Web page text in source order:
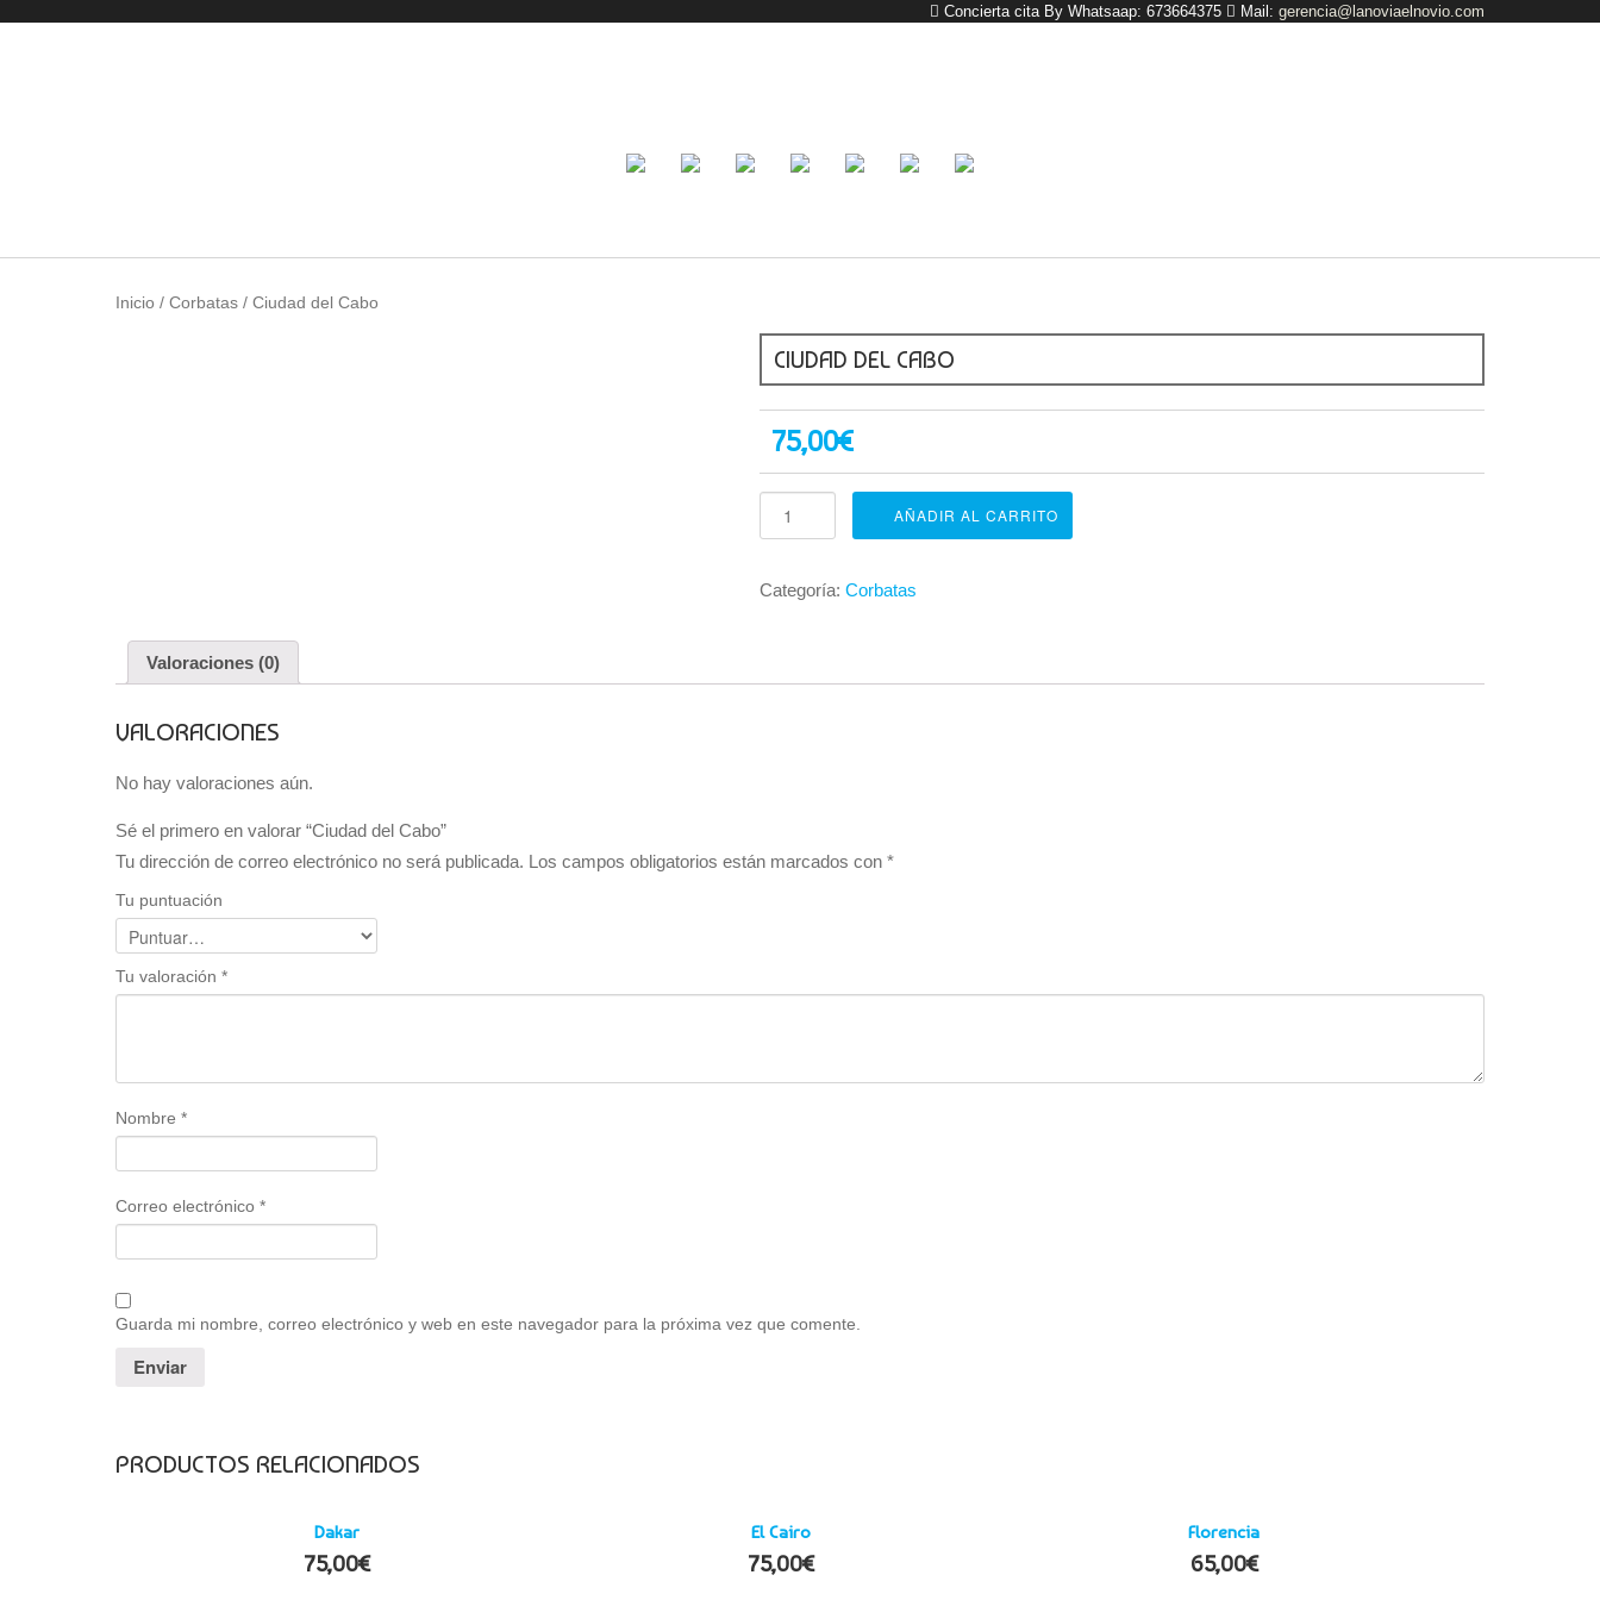
Concierta cita By Whatsaap: 673664375 Mail: gerencia@lanoviaelnovio.com
Inicio / Corbatas / Ciudad del Cabo
CIUDAD DEL CABO
75,00€
AÑADIR AL CARRITO
Categoría: Corbatas
Valoraciones (0)
VALORACIONES
No hay valoraciones aún.
Sé el primero en valorar “Ciudad del Cabo”
Tu dirección de correo electrónico no será publicada. Los campos obligatorios están marcados con *
Tu puntuación
Tu valoración *
Nombre *
Correo electrónico *
Guarda mi nombre, correo electrónico y web en este navegador para la próxima vez que comente.
PRODUCTOS RELACIONADOS
Dakar
75,00€
El Cairo
75,00€
Florencia
65,00€